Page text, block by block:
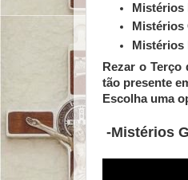
Mistérios
Mistérios
Mistérios
Rezar o
tão presente
Escolha uma
-Mistérios